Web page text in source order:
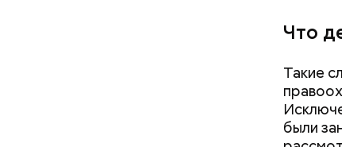
Что
Такие
были
соль.